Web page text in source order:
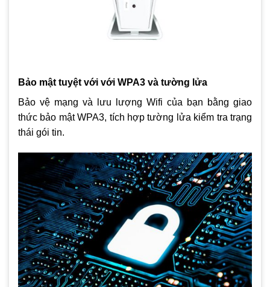
Bảo mật tuyệt với với WPA3 và tường lửa
Bảo vệ mạng và lưu lượng Wifi của bạn bằng giao
thức bảo mật WPA3, tích hợp tường lửa kiểm tra trạng
thái gói tin.